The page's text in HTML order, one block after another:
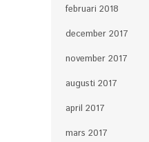
februari 2018
december 2017
november 2017
augusti 2017
april 2017
mars 2017